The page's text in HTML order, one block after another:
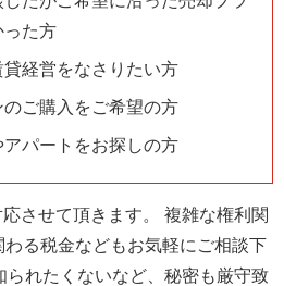
った方
経営をなさりたい方
のご購入をご希望の方
パートをお探しの方
させて頂きます。
複雑な権利関
る税金などもお気軽にご相談下
られたくないなど、秘密も厳守致